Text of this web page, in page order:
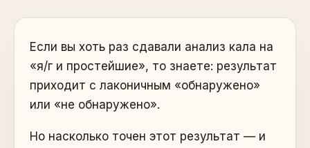
Если вы хоть раз сдавали анализ кала на
«я/г и простейшие», то знаете: результат
приходит с лаконичным «обнаружено»
или «не обнаружено».
Но насколько точен этот результат — и